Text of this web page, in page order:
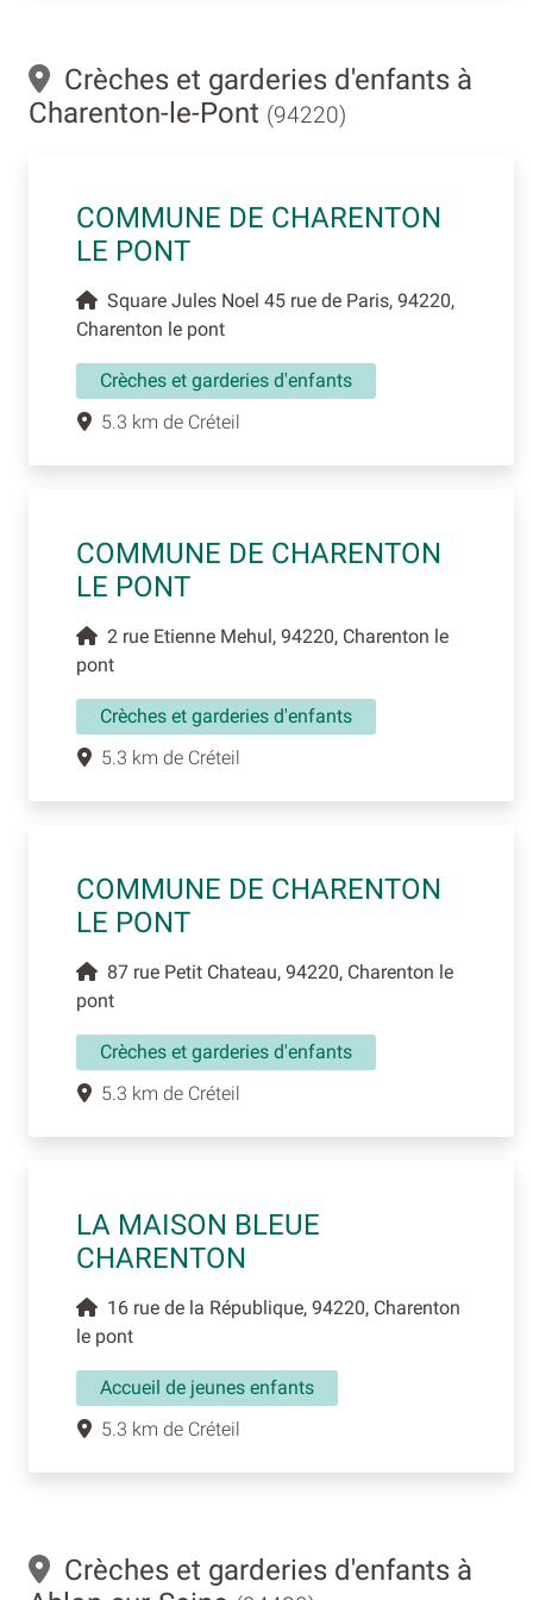
Crèches et garderies d'enfants à
Charenton-le-Pont (94220)
COMMUNE DE CHARENTON
LE PONT
Square Jules Noel 45 rue de Paris, 94220,
Charenton le pont
Crèches et garderies d'enfants
5.3 km de Créteil
COMMUNE DE CHARENTON
LE PONT
2 rue Etienne Mehul, 94220, Charenton le
pont
Crèches et garderies d'enfants
5.3 km de Créteil
COMMUNE DE CHARENTON
LE PONT
87 rue Petit Chateau, 94220, Charenton le
pont
Crèches et garderies d'enfants
5.3 km de Créteil
LA MAISON BLEUE
CHARENTON
16 rue de la République, 94220, Charenton
le pont
Accueil de jeunes enfants
5.3 km de Créteil
Crèches et garderies d'enfants à